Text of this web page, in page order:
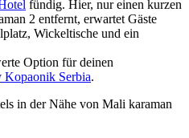
fündig. Hier, nur einen kurzen
2 entfernt, erwartet Gäste
Wickeltische und ein
Option für deinen
Kopaonik Serbia.
in der Nähe von Mali karaman